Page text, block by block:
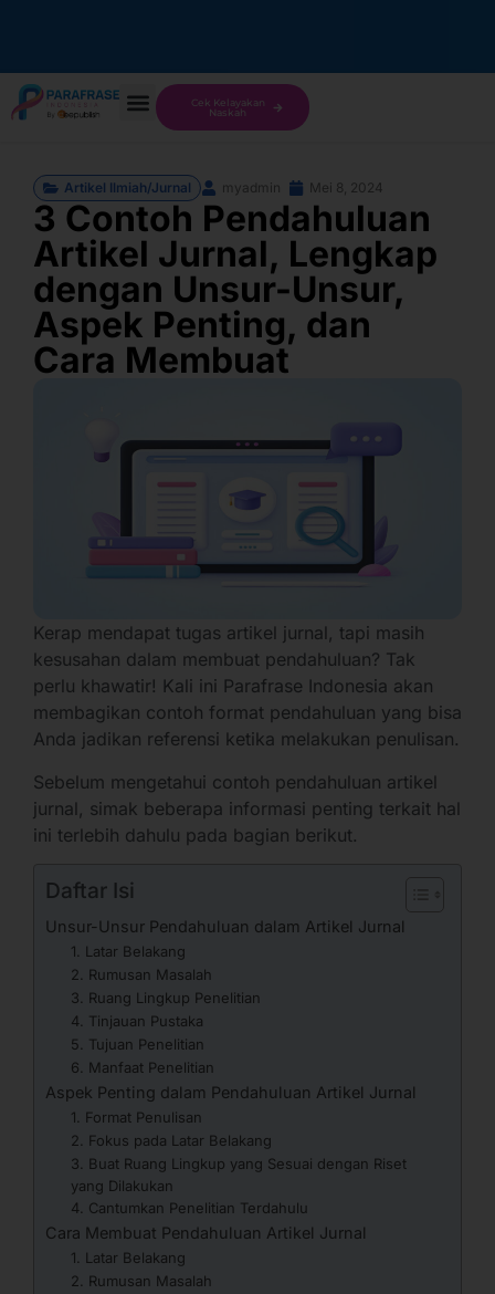
Cek Kelayakan
Naskah
Artikel Ilmiah/Jurnal myadmin Mei 8, 2024
3 Contoh Pendahuluan
Artikel Jurnal, Lengkap
dengan Unsur-Unsur,
Aspek Penting, dan
Cara Membuat
Kerap mendapat tugas artikel jurnal, tapi masih
kesusahan dalam membuat pendahuluan? Tak
perlu khawatir! Kali ini Parafrase Indonesia akan
membagikan contoh format pendahuluan yang bisa
Anda jadikan referensi ketika melakukan penulisan.
Sebelum mengetahui contoh pendahuluan artikel
jurnal, simak beberapa informasi penting terkait hal
ini terlebih dahulu pada bagian berikut.
Daftar Isi
Unsur-Unsur Pendahuluan dalam Artikel Jurnal
1. Latar Belakang
2. Rumusan Masalah
3. Ruang Lingkup Penelitian
4. Tinjauan Pustaka
5. Tujuan Penelitian
6. Manfaat Penelitian
Aspek Penting dalam Pendahuluan Artikel Jurnal
1. Format Penulisan
2. Fokus pada Latar Belakang
3. Buat Ruang Lingkup yang Sesuai dengan Riset
yang Dilakukan
4. Cantumkan Penelitian Terdahulu
Cara Membuat Pendahuluan Artikel Jurnal
1. Latar Belakang
2. Rumusan Masalah